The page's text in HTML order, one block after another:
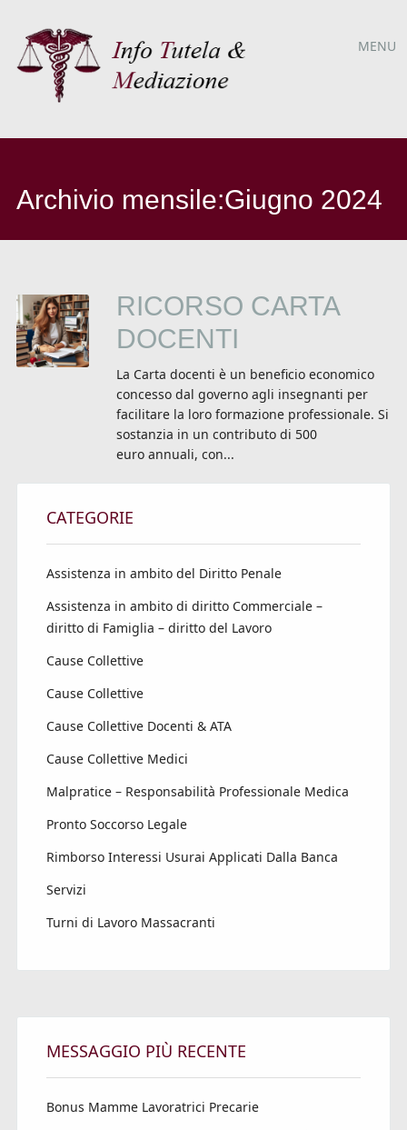
MENU
Archivio mensile:Giugno 2024
RICORSO CARTA
DOCENTI
La Carta docenti è un beneficio economico
concesso dal governo agli insegnanti per
facilitare la loro formazione professionale. Si
sostanzia in un contributo di 500
euro annuali, con...
CATEGORIE
Assistenza in ambito del Diritto Penale
Assistenza in ambito di diritto Commerciale –
diritto di Famiglia – diritto del Lavoro
Cause Collettive
Cause Collettive
Cause Collettive Docenti & ATA
Cause Collettive Medici
Malpratice – Responsabilità Professionale Medica
Pronto Soccorso Legale
Rimborso Interessi Usurai Applicati Dalla Banca
Servizi
Turni di Lavoro Massacranti
MESSAGGIO PIÙ RECENTE
Bonus Mamme Lavoratrici Precarie